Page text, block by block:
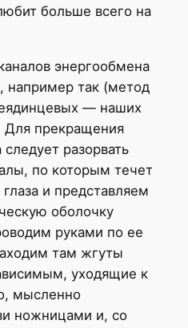
больше всего на
энергообмена
например так (метод
— наших
Для прекращения
разорвать
по которым течет
и представляем
оболочку
руками по ее
там жгуты
уходящие к
мысленно
ножницами и, со